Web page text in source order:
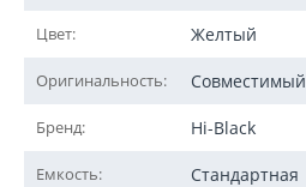
Цвет: Желтый
Оригинальность: Совместимый
Бренд: Hi-Black
Емкость: Стандартная